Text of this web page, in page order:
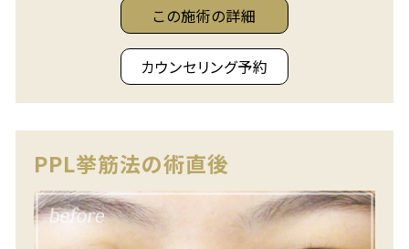
この施術の詳細
カウンセリング予約
PPL挙筋法の術直後